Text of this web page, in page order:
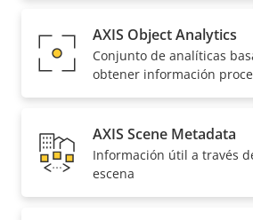
Audio
de
propiedad
la
propiedad
Micrófono integrado
AXIS Object Analytics
Conjunto de analíticas
obtener información
AXIS Scene Metadata
Información útil a través
escena